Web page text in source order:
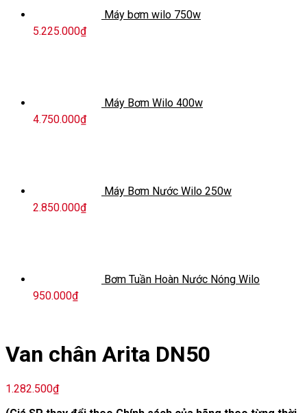
Máy bơm wilo 750w
5.225.000₫
Máy Bơm Wilo 400w
4.750.000₫
Máy Bơm Nước Wilo 250w
2.850.000₫
Bơm Tuần Hoàn Nước Nóng Wilo
950.000₫
Van chân Arita DN50
1.282.500₫